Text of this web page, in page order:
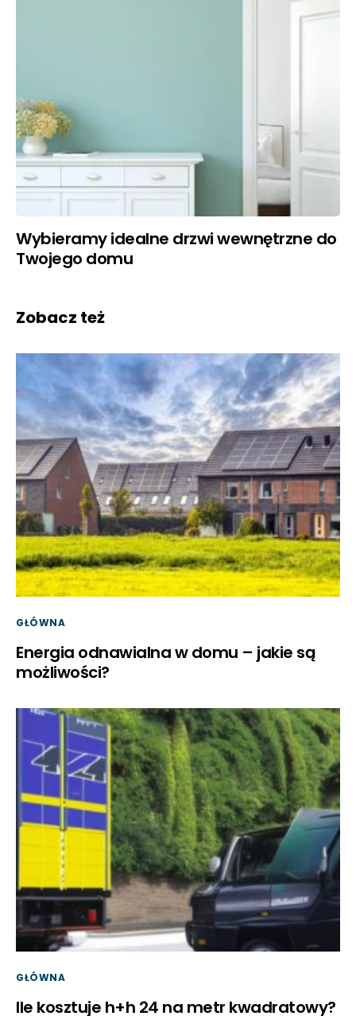
Wybieramy idealne drzwi wewnętrzne do
Twojego domu
Zobacz też
GŁÓWNA
Energia odnawialna w domu – jakie są
możliwości?
GŁÓWNA
Ile kosztuje h+h 24 na metr kwadratowy?